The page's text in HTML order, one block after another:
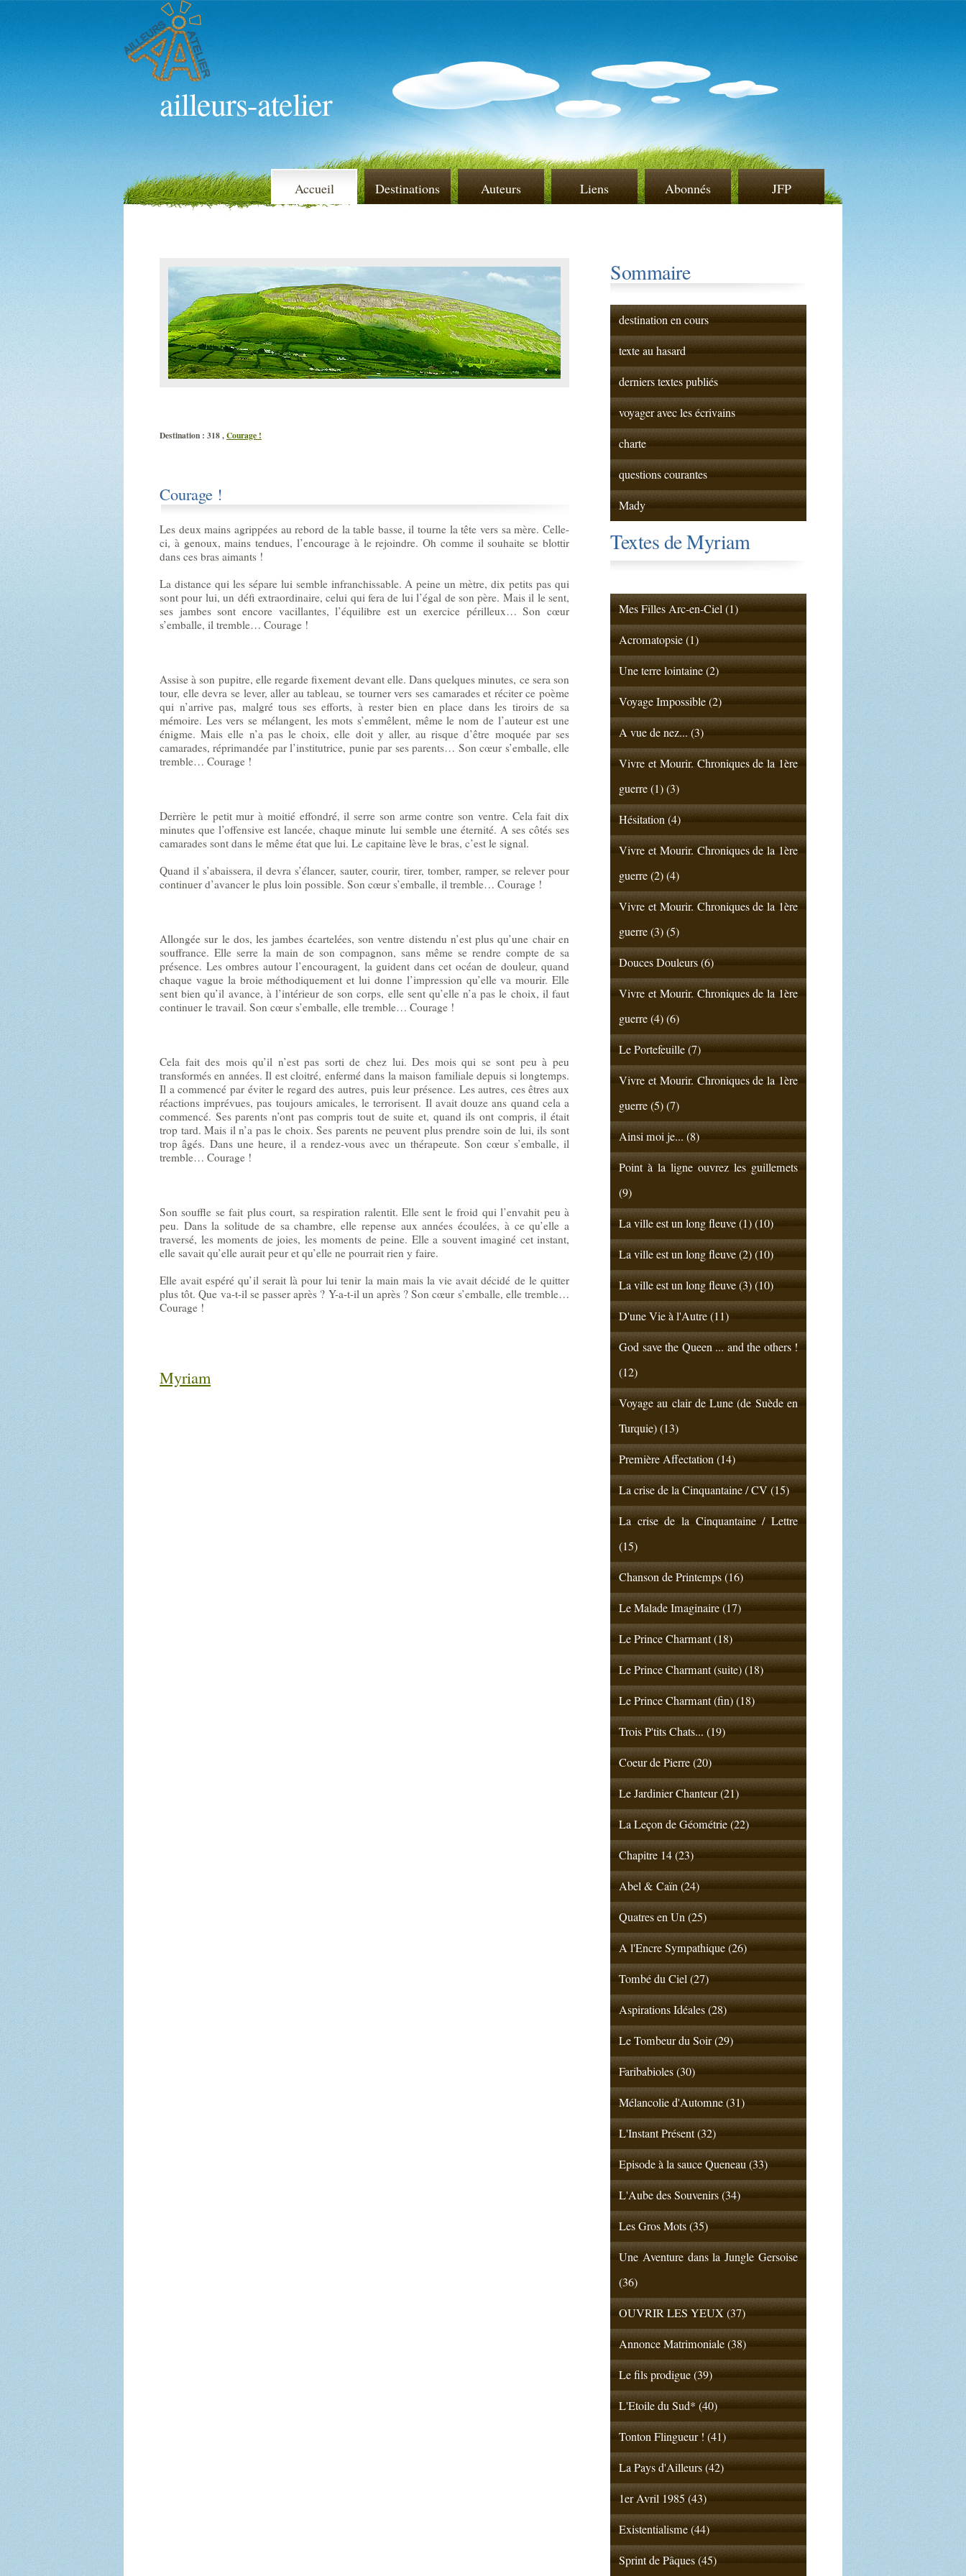
ailleurs-atelier
Accueil Destinations Auteurs Liens Abonnés JFP
Sommaire
destination en cours
texte au hasard
derniers textes publiés
voyager avec les écrivains
charte
questions courantes
Mady
Textes de Myriam
Mes Filles Arc-en-Ciel (1)
Acromatopsie (1)
Une terre lointaine (2)
Voyage Impossible (2)
A vue de nez... (3)
Vivre et Mourir. Chroniques de la 1ère
guerre (1) (3)
Hésitation (4)
Vivre et Mourir. Chroniques de la 1ère
guerre (2) (4)
Vivre et Mourir. Chroniques de la 1ère
guerre (3) (5)
Douces Douleurs (6)
Vivre et Mourir. Chroniques de la 1ère
guerre (4) (6)
Le Portefeuille (7)
Vivre et Mourir. Chroniques de la 1ère
guerre (5) (7)
Ainsi moi je... (8)
Point à la ligne ouvrez les guillemets
(9)
La ville est un long fleuve (1) (10)
La ville est un long fleuve (2) (10)
La ville est un long fleuve (3) (10)
D'une Vie à l'Autre (11)
God save the Queen ... and the others !
(12)
Voyage au clair de Lune (de Suède en
Turquie) (13)
Première Affectation (14)
La crise de la Cinquantaine / CV (15)
La crise de la Cinquantaine / Lettre
(15)
Chanson de Printemps (16)
Le Malade Imaginaire (17)
Le Prince Charmant (18)
Le Prince Charmant (suite) (18)
Le Prince Charmant (fin) (18)
Trois P'tits Chats... (19)
Coeur de Pierre (20)
Le Jardinier Chanteur (21)
La Leçon de Géométrie (22)
Chapitre 14 (23)
Abel & Caïn (24)
Quatres en Un (25)
A l'Encre Sympathique (26)
Tombé du Ciel (27)
Aspirations Idéales (28)
Le Tombeur du Soir (29)
Faribabioles (30)
Mélancolie d'Automne (31)
L'Instant Présent (32)
Episode à la sauce Queneau (33)
L'Aube des Souvenirs (34)
Les Gros Mots (35)
Une Aventure dans la Jungle Gersoise
(36)
OUVRIR LES YEUX (37)
Annonce Matrimoniale (38)
Le fils prodigue (39)
L'Etoile du Sud* (40)
Tonton Flingueur ! (41)
La Pays d'Ailleurs (42)
1er Avril 1985 (43)
Existentialisme (44)
Sprint de Pâques (45)
Destination : 318 ,Courage !
Courage !
Les deux mains agrippées au rebord de la table basse, il tourne la tête vers sa mère. Celle-
ci, à genoux, mains tendues, l’encourage à le rejoindre. Oh comme il souhaite se blottir
dans ces bras aimants !
La distance qui les sépare lui semble infranchissable. A peine un mètre, dix petits pas qui
sont pour lui, un défi extraordinaire, celui qui fera de lui l’égal de son père. Mais il le sent,
ses jambes sont encore vacillantes, l’équilibre est un exercice périlleux… Son cœur
s’emballe, il tremble… Courage !
Assise à son pupitre, elle regarde fixement devant elle. Dans quelques minutes, ce sera son
tour, elle devra se lever, aller au tableau, se tourner vers ses camarades et réciter ce poème
qui n’arrive pas, malgré tous ses efforts, à rester bien en place dans les tiroirs de sa
mémoire. Les vers se mélangent, les mots s’emmêlent, même le nom de l’auteur est une
énigme. Mais elle n’a pas le choix, elle doit y aller, au risque d’être moquée par ses
camarades, réprimandée par l’institutrice, punie par ses parents… Son cœur s’emballe, elle
tremble… Courage !
Derrière le petit mur à moitié effondré, il serre son arme contre son ventre. Cela fait dix
minutes que l’offensive est lancée, chaque minute lui semble une éternité. A ses côtés ses
camarades sont dans le même état que lui. Le capitaine lève le bras, c’est le signal.
Quand il s’abaissera, il devra s’élancer, sauter, courir, tirer, tomber, ramper, se relever pour
continuer d’avancer le plus loin possible. Son cœur s’emballe, il tremble… Courage !
Allongée sur le dos, les jambes écartelées, son ventre distendu n’est plus qu’une chair en
souffrance. Elle serre la main de son compagnon, sans même se rendre compte de sa
présence. Les ombres autour l’encouragent, la guident dans cet océan de douleur, quand
chaque vague la broie méthodiquement et lui donne l’impression qu’elle va mourir. Elle
sent bien qu’il avance, à l’intérieur de son corps, elle sent qu’elle n’a pas le choix, il faut
continuer le travail. Son cœur s’emballe, elle tremble… Courage !
Cela fait des mois qu’il n’est pas sorti de chez lui. Des mois qui se sont peu à peu
transformés en années. Il est cloitré, enfermé dans la maison familiale depuis si longtemps.
Il a commencé par éviter le regard des autres, puis leur présence. Les autres, ces êtres aux
réactions imprévues, pas toujours amicales, le terrorisent. Il avait douze ans quand cela a
commencé. Ses parents n’ont pas compris tout de suite et, quand ils ont compris, il était
trop tard. Mais il n’a pas le choix. Ses parents ne peuvent plus prendre soin de lui, ils sont
trop âgés. Dans une heure, il a rendez-vous avec un thérapeute. Son cœur s’emballe, il
tremble… Courage !
Son souffle se fait plus court, sa respiration ralentit. Elle sent le froid qui l’envahit peu à
peu. Dans la solitude de sa chambre, elle repense aux années écoulées, à ce qu’elle a
traversé, les moments de joies, les moments de peine. Elle a souvent imaginé cet instant,
elle savait qu’elle aurait peur et qu’elle ne pourrait rien y faire.
Elle avait espéré qu’il serait là pour lui tenir la main mais la vie avait décidé de le quitter
plus tôt. Que va-t-il se passer après ? Y-a-t-il un après ? Son cœur s’emballe, elle tremble…
Courage !
Myriam